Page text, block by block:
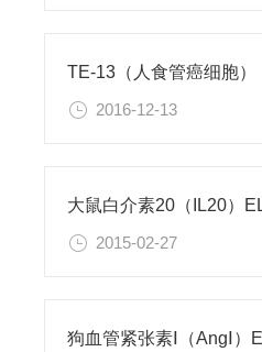
TE-13（人食管癌细胞）
2016-12-13
2015-02-27